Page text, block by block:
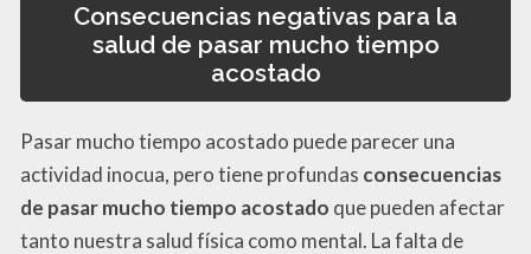
Consecuencias negativas para la
salud de pasar mucho tiempo
acostado
Pasar mucho tiempo acostado puede parecer una
actividad inocua, pero tiene profundas consecuencias
de pasar mucho tiempo acostado que pueden afectar
tanto nuestra salud física como mental. La falta de